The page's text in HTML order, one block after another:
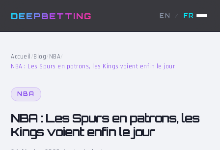
DEEPBETTING EN / FR
Accueil /Blog/NBA/
NBA : Les Spurs en patrons, les Kings voient enfin le jour
NBA
NBA : Les Spurs en patrons, les
Kings voient enfin le jour